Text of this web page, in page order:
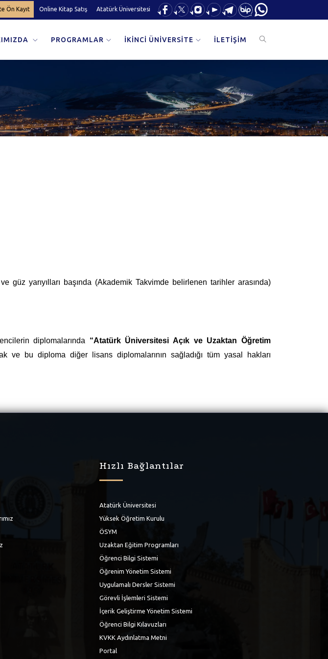
Ön Kayıt Online Kitap Satış Atatürk Üniversitesi
PROGRAMLAR İKİNCİ ÜNİVERSİTE İLETİŞİM
güz yarıyılları başında (Akademik Takvimde belirlenen tarihler arasında)
diplomalarında “Atatürk Üniversitesi Açık ve Uzaktan Öğretim
ve bu diploma diğer lisans diplomalarının sağladığı tüm yasal hakları
Hızlı Bağlantılar
Atatürk Üniversitesi
Yüksek Öğretim Kurulu
ÖSYM
Uzaktan Eğitim Programları
Öğrenci Bilgi Sistemi
Öğrenim Yönetim Sistemi
Uygulamalı Dersler Sistemi
Görevli İşlemleri Sistemi
İçerik Geliştirme Yönetim Sistemi
Öğrenci Bilgi Kılavuzları
KVKK Aydınlatma Metni
Portal